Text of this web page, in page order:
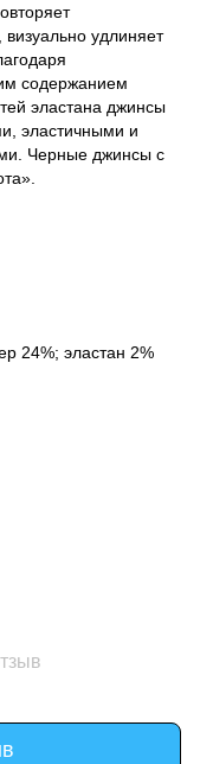
визуально удлиняет
содержанием
эластана джинсы
эластичными и
Черные джинсы с
24%; эластан 2%